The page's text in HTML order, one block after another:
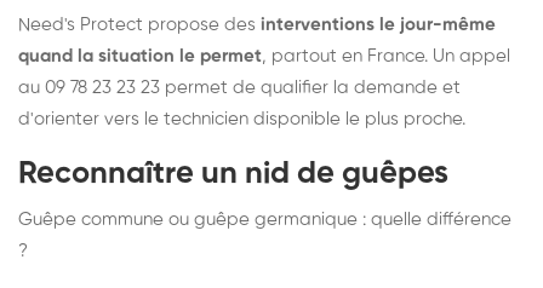
Need's Protect propose des interventions le jour-même
quand la situation le permet, partout en France. Un appel
au 09 78 23 23 23 permet de qualifier la demande et
d'orienter vers le technicien disponible le plus proche.
Reconnaître un nid de guêpes
Guêpe commune ou guêpe germanique : quelle différence
?